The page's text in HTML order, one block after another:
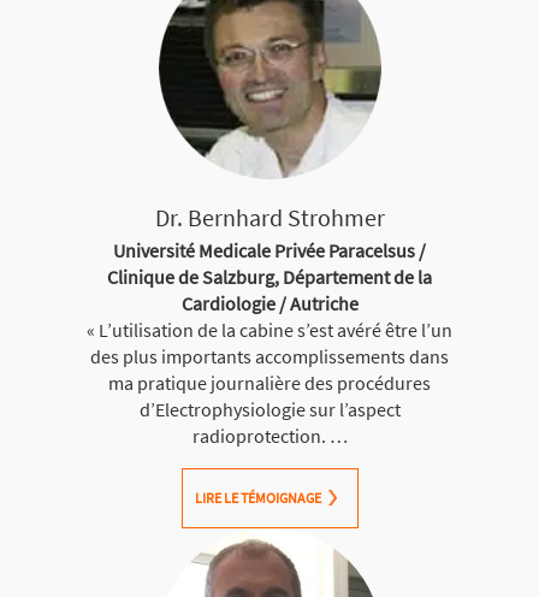
Dr. Bernhard Strohmer
Université Medicale Privée Paracelsus /
Clinique de Salzburg, Département de la
Cardiologie / Autriche
« L’utilisation de la cabine s’est avéré être l’un
des plus importants accomplissements dans
ma pratique journalière des procédures
d’Electrophysiologie sur l’aspect
radioprotection. …
LIRE LE TÉMOIGNAGE